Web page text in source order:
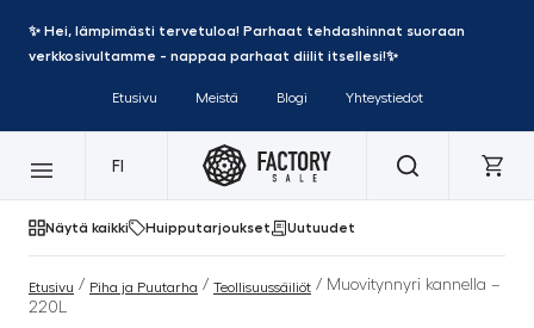
✨ Hei, lämpimästi tervetuloa! Parhaat tehdashinnat suoraan
verkkosivultamme - nappaa parhaat diilit itsellesi!✨
Etusivu Meistä Blogi Yhteystiedot
FI
Näytä kaikki Huipputarjoukset Uutuudet
Etusivu / Piha ja Puutarha / Teollisuussäiliöt / Muovitynnyri kannella –
220L